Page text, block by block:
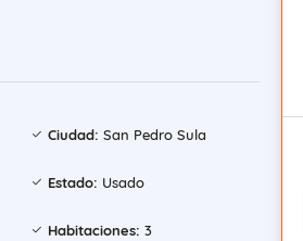
Ciudad: San Pedro Sula
Estado: Usado
Habitaciones: 3